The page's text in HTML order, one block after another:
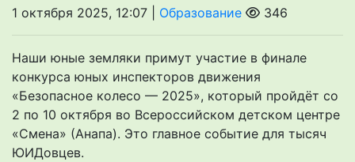
1 октября 2025, 12:07 | Образование 346
Наши юные земляки примут участие в финале
конкурса юных инспекторов движения
«Безопасное колесо — 2025», который пройдёт со
2 по 10 октября во Всероссийском детском центре
«Смена» (Анапа). Это главное событие для тысяч
ЮИДовцев.